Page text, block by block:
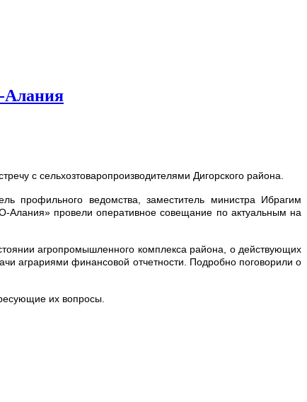
Алания
с сельхозтоваропроизводителями Дигорского района.
профильного ведомства, заместитель министра Ибрагим
Алания» провели оперативное совещание по актуальным на
агропромышленного комплекса района, о действующих
аграриями финансовой отчетности. Подробно поговорили о
их вопросы.